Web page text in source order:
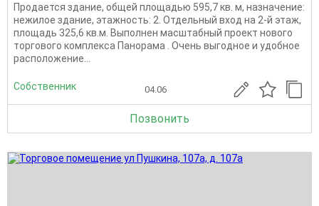
Продается здание, общей площадью 595,7 кв. м, назначение:
нежилое здание, этажность: 2. Отдельный вход на 2-й этаж,
площадь 325,6 кв.м. Выполнен масштабный проект нового
торгового комплекса Панорама . Очень выгодное и удобное
расположение...
Собственник 04.06
Позвонить